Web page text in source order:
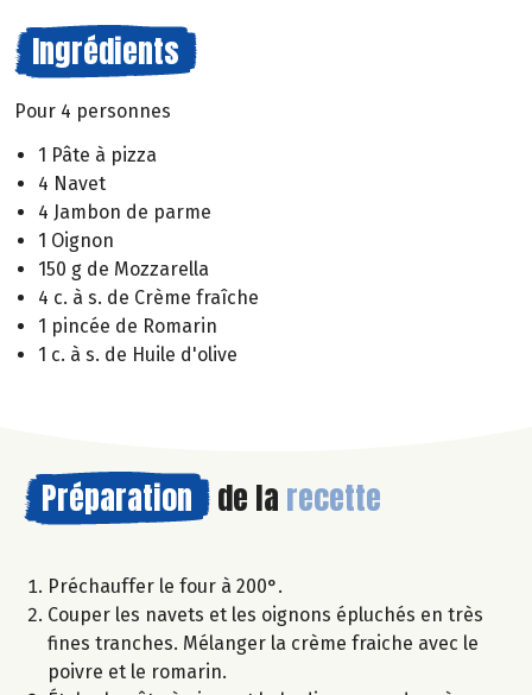
Ingrédients
Pour 4 personnes
1 Pâte à pizza
4 Navet
4 Jambon de parme
1 Oignon
150 g de Mozzarella
4 c. à s. de Crème fraîche
1 pincée de Romarin
1 c. à s. de Huile d'olive
Préparation de la recette
Préchauffer le four à 200°.
Couper les navets et les oignons épluchés en très
fines tranches. Mélanger la crème fraiche avec le
poivre et le romarin.